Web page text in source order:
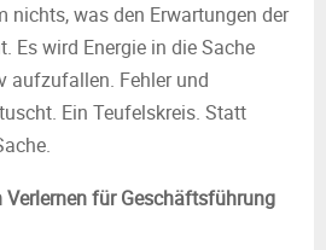
nichts, was den Erwartungen der
Es wird Energie in die Sache
aufzufallen. Fehler und
Ein Teufelskreis. Statt
Verlernen für Geschäftsführung